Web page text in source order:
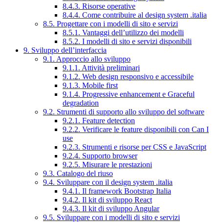
8.4.3. Risorse operative
8.4.4. Come contribuire al design system .italia
8.5. Progettare con i modelli di sito e servizi
8.5.1. Vantaggi dell’utilizzo dei modelli
8.5.2. I modelli di sito e servizi disponibili
9. Sviluppo dell’interfaccia
9.1. Approccio allo sviluppo
9.1.1. Attività preliminari
9.1.2. Web design responsivo e accessibile
9.1.3. Mobile first
9.1.4. Progressive enhancement e Graceful
degradation
9.2. Strumenti di supporto allo sviluppo del software
9.2.1. Feature detection
9.2.2. Verificare le feature disponibili con Can I
use
9.2.3. Strumenti e risorse per CSS e JavaScript
9.2.4. Supporto browser
9.2.5. Misurare le prestazioni
9.3. Catalogo del riuso
9.4. Sviluppare con il design system .italia
9.4.1. Il framework Bootstrap Italia
9.4.2. Il kit di sviluppo React
9.4.3. Il kit di sviluppo Angular
9.5. Sviluppare con i modelli di sito e servizi